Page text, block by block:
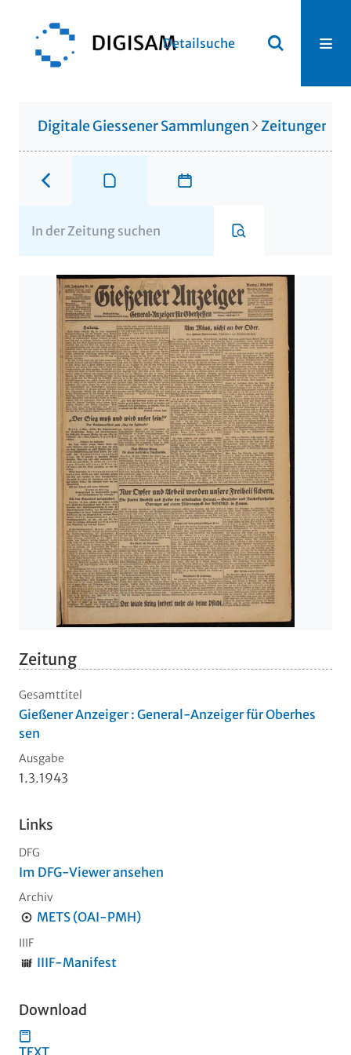
Detailsuche
Digitale Giessener Sammlungen Zeitungen
Zeitung
Gesamttitel
Gießener Anzeiger : General-Anzeiger für Oberhes
sen
Ausgabe
1.3.1943
Links
DFG
Im DFG-Viewer ansehen
Archiv
METS (OAI-PMH)
IIIF
IIIF-Manifest
Download
TEXT